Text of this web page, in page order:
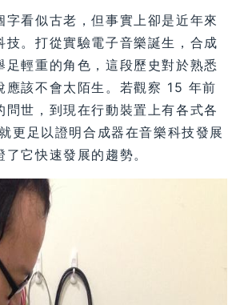
字看似古老，但事實上卻是近年來
技。打從實驗電子音樂誕生，合成
足輕重的角色，這段歷史對於熟悉
應該不會太陌生。若觀察 15 年前
問世，到現在行動裝置上有各式各
更足以證明合成器在音樂科技發展
它快速發展的趨勢。